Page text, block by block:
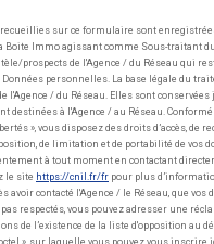
recueillies sur ce formulaire sont
Boite Immo agissant comme Sous-traitant
prospects de l'Agence / du Réseau qui
Données personnelles. La base légale du
l'Agence / du Réseau. Elles sont conservées
destinées à l'Agence / au Réseau.
», vous disposez des droits d’accès, de
de limitation et de portabilité de vos
à tout moment en contactant
le site https://cnil.fr/fr pour plus
avoir contacté l'Agence / le Réseau, que
pas respectés, vous pouvez adresser une
de l’existence de la liste d'opposition au
», sur laquelle vous pouvez vous inscrire